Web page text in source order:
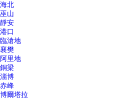
海北
巫山
靜安
港口
臨滄地
襄樊
阿里地
銅梁
淄博
赤峰
博爾塔拉